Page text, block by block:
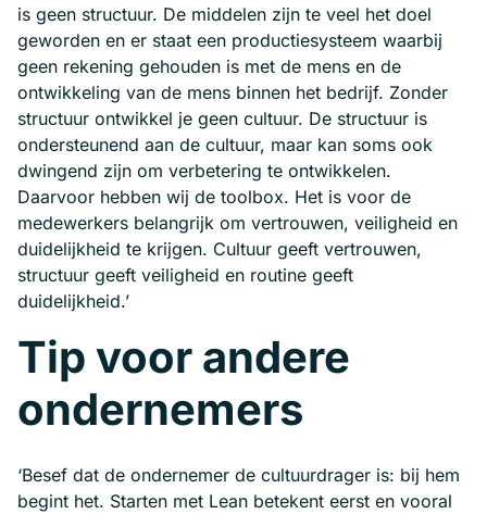
is geen structuur. De middelen zijn te veel het doel
geworden en er staat een productiesysteem waarbij
geen rekening gehouden is met de mens en de
ontwikkeling van de mens binnen het bedrijf. Zonder
structuur ontwikkel je geen cultuur. De structuur is
ondersteunend aan de cultuur, maar kan soms ook
dwingend zijn om verbetering te ontwikkelen.
Daarvoor hebben wij de toolbox. Het is voor de
medewerkers belangrijk om vertrouwen, veiligheid en
duidelijkheid te krijgen. Cultuur geeft vertrouwen,
structuur geeft veiligheid en routine geeft
duidelijkheid.’
Tip voor andere
ondernemers
‘Besef dat de ondernemer de cultuurdrager is: bij hem
begint het. Starten met Lean betekent eerst en vooral